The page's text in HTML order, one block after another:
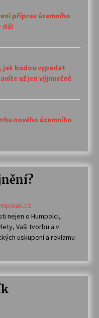
příprav územního
dál
jak budou vypadat
už jen výjimečně
nového územního
nejen o Humpolci,
Vaši tvorbu a v
uskupení a reklamu